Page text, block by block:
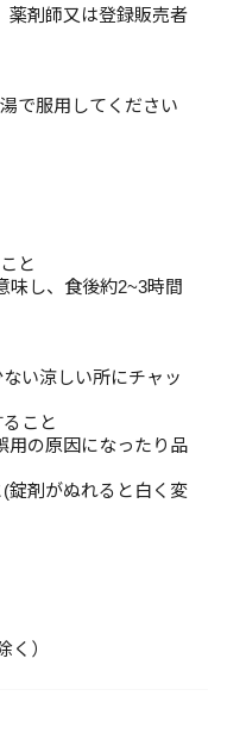
薬剤師又は登録販売者
で服用してください
と
味し、食後約2~3時間
い涼しい所にチャッ
こと
用の原因になったり品
錠剤がぬれると白く変
く）